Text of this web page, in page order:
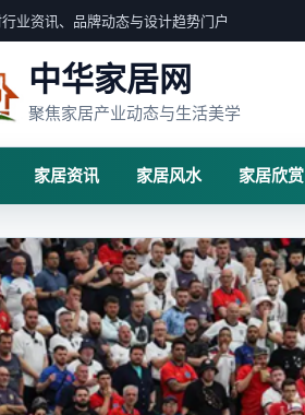
业资讯、品牌动态与设计趋势门户
中华家居网
聚焦家居产业动态与生活美学
家居资讯 家居风水 家居欣赏